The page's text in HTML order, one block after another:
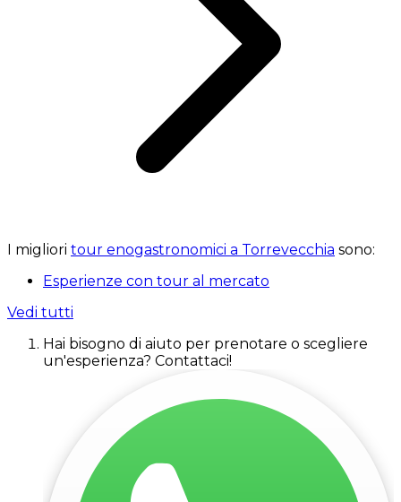
I migliori tour enogastronomici a Torrevecchia sono:
Esperienze con tour al mercato
Vedi tutti
Hai bisogno di aiuto per prenotare o scegliere
un'esperienza? Contattaci!